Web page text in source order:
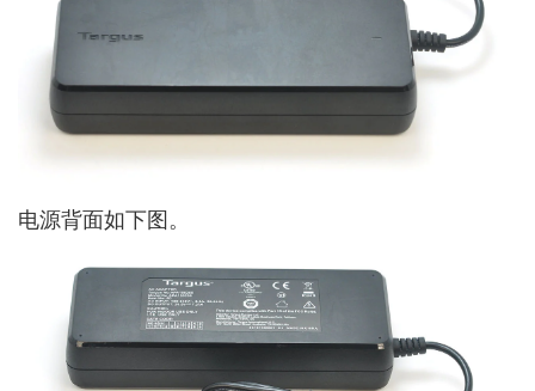
电源背面如下图。